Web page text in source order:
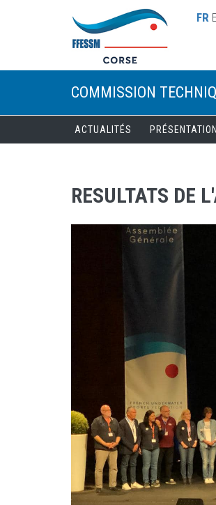
FR
COMMISSION
ACTUALITÉS PRÉSENTATION
RESULTATS DE